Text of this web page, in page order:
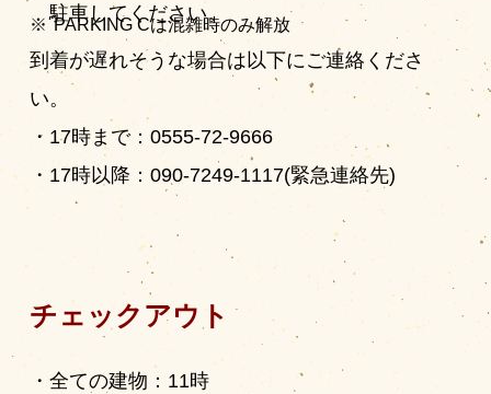
駐車してください。
PARKING Cは混雑時のみ解放
到着が遅れそうな場合は以下にご連絡くださ
い。
17時まで：0555-72-9666
17時以降：090-7249-1117(緊急連絡先)
チェックアウト
全ての建物：11時